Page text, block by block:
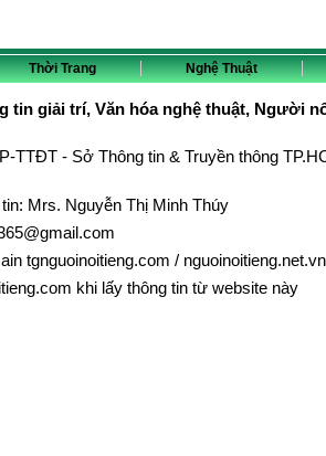
Thời Trang Nghệ Thuật
tin giải trí, Văn hóa nghệ thuật, Người
TTĐT - Sở Thông tin & Truyền thông
Mrs. Nguyễn Thị Minh Thúy
tgnguoinoitieng.com / nguoinoitieng.net.vn
khi lấy thông tin từ website này